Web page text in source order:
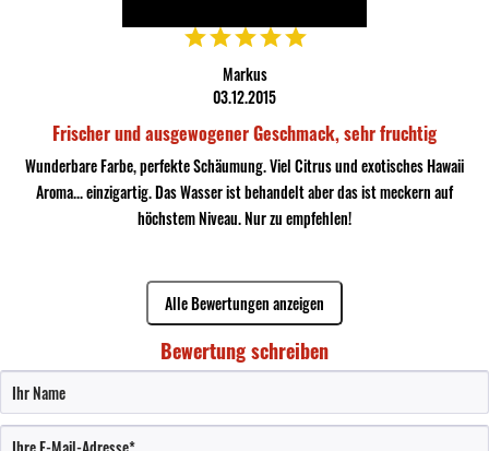
Markus
03.12.2015
Frischer und ausgewogener Geschmack, sehr fruchtig
Wunderbare Farbe, perfekte Schäumung. Viel Citrus und exotisches Hawaii
Aroma... einzigartig. Das Wasser ist behandelt aber das ist meckern auf
höchstem Niveau. Nur zu empfehlen!
Alle Bewertungen anzeigen
Bewertung schreiben